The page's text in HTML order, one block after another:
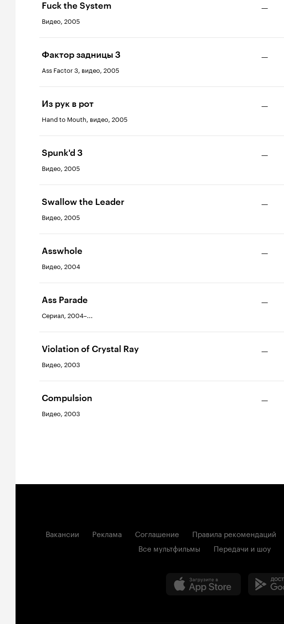
Fuck the System
Видео, 2005
—
Фактор задницы 3
Ass Factor 3, видео, 2005
—
Из рук в рот
Hand to Mouth, видео, 2005
—
Spunk'd 3
Видео, 2005
—
Swallow the Leader
Видео, 2005
—
Asswhole
Видео, 2004
—
Ass Parade
Сериал, 2004–...
—
Violation of Crystal Ray
Видео, 2003
—
Compulsion
Видео, 2003
—
Вакансии Реклама Соглашение Правила рекомендаций
Все мультфильмы
Передачи и шоу